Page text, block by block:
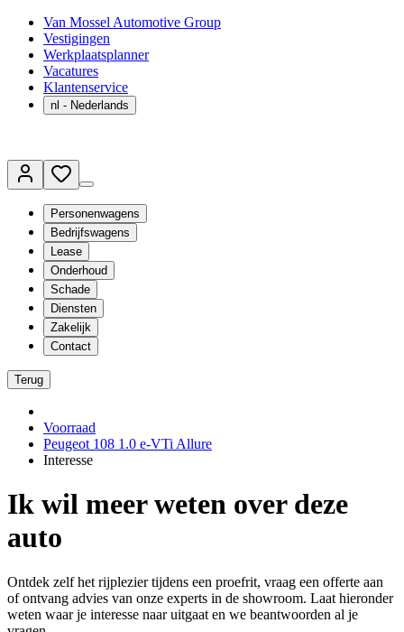
Van Mossel Automotive Group
Vestigingen
Werkplaatsplanner
Vacatures
Klantenservice
nl - Nederlands
Personenwagens
Bedrijfswagens
Lease
Onderhoud
Schade
Diensten
Zakelijk
Contact
Terug
Voorraad
Peugeot 108 1.0 e-VTi Allure
Interesse
Ik wil meer weten over deze
auto
Ontdek zelf het rijplezier tijdens een proefrit, vraag een offerte aan
of ontvang advies van onze experts in de showroom. Laat hieronder
weten waar je interesse naar uitgaat en we beantwoorden al je